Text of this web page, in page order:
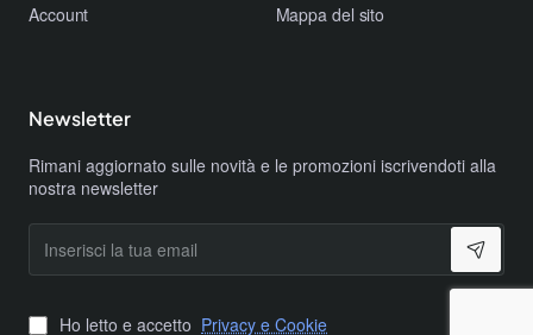
20x4"
, sabbia, neve, fango e pavé cittadino non sono
selezionato per durare nel tempo, garantendo standard
qualitativi elevati tipici del marchio.
Comfort Hi-Tech:L'unione tra il display a colori e la
precisione dei freni idraulici eleva l'esperienza d'uso a
un livello superiore.
Account
Mappa del sito
Newsletter
Rimani aggiornato sulle novità e le promozioni iscrivendoti alla
nostra newsletter
tua
Ho letto e accetto Privacy e Cookie